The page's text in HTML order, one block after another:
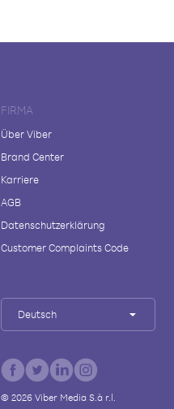
FIRMA
Über Viber
Brand Center
Karriere
AGB
Datenschutzerklärung
Customer Complaints Code
Deutsch
© 2026Viber Media S.à r.l.